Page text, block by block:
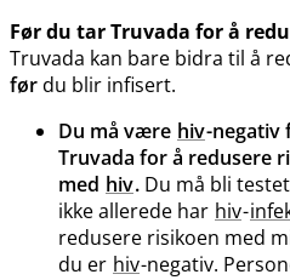
Før du tar Truvada for å
Truvada kan bare bidra til å
førdu blir infisert.
Du må være hiv-negativ
Truvada for å redusere
med hiv. Du må bli
ikke allerede har hiv-
redusere risikoen med
du er hiv-negativ.